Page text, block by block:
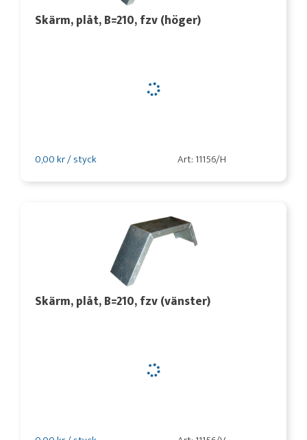
Skärm, plåt, B=210, fzv (höger)
0,00 kr / styck Art: 11156/H
Skärm, plåt, B=210, fzv (vänster)